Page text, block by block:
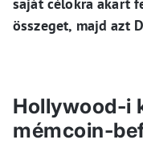
saját célokra akart
összeget, majd azt
Hollywood-i
mémcoin-